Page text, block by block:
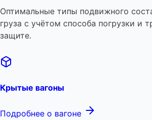
Оптимальные типы подвижного
груза с учётом способа погрузки и
защите.
Крытые вагоны
Подробнее о вагоне